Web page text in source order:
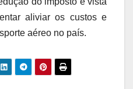
aliviar os custos e
aéreo no país.